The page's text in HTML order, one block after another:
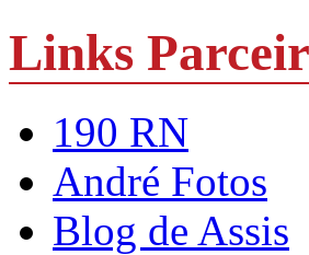
Links
190 RN
André Fotos
Blog de Assis